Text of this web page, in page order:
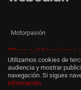
Motorpasión
Otras publicaciones
Utilizamos cookies de
audiencia y mostrar
navegación. Si sigues
información